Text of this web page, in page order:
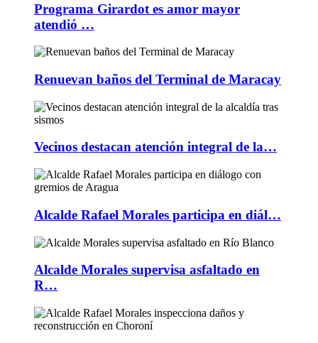
Programa Girardot es amor mayor
atendió …
Renuevan baños del Terminal de Maracay
Vecinos destacan atención integral de la…
Alcalde Rafael Morales participa en diál…
Alcalde Morales supervisa asfaltado en
R…